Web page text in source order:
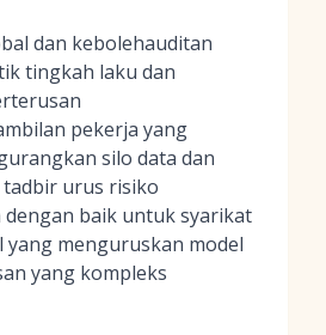
dan kebolehauditan
tingkah laku dan
pekerja yang
silo data dan
urus risiko
dengan baik untuk syarikat
yang menguruskan model
yang kompleks